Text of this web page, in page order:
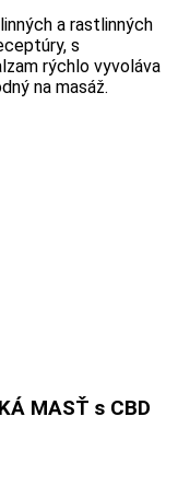
a rastlinných
s
rýchlo vyvoláva
na masáž.
MASŤ s CBD